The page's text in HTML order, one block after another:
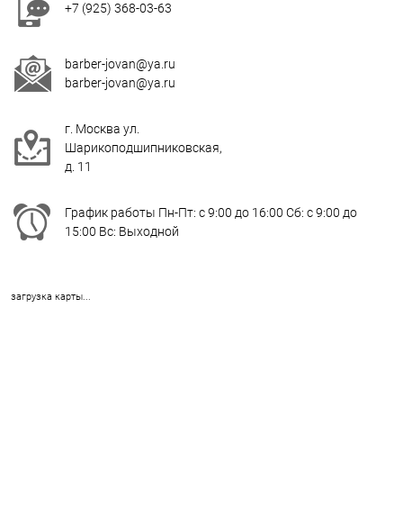
+7 (925) 368-03-63
barber-jovan@ya.ru
barber-jovan@ya.ru
г. Москва ул.
Шарикоподшипниковская,
д. 11
График работы Пн-Пт: с 9:00 до 16:00 Сб: с 9:00 до
15:00 Вс: Выходной
загрузка карты...